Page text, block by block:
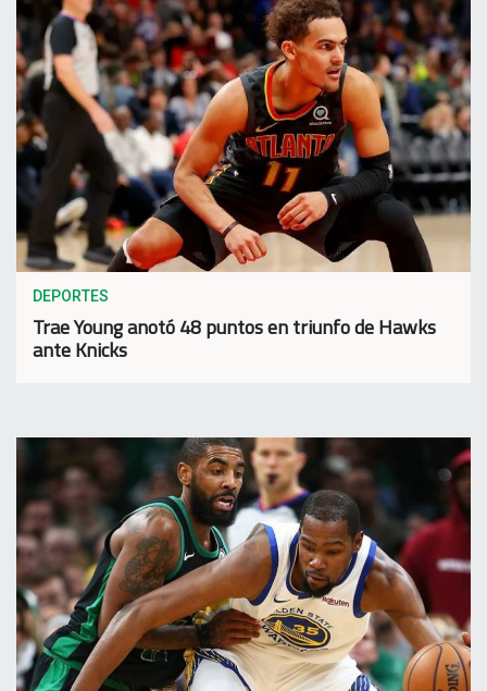
DEPORTES
Trae Young anotó 48 puntos en triunfo de Hawks
ante Knicks